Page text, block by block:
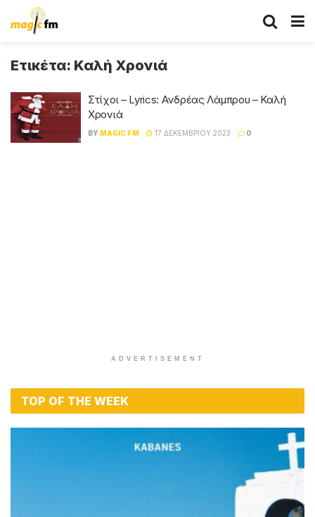
Ετικέτα: Καλή Χρονιά
Στίχοι – Lyrics: Ανδρέας Λάμπρου – Καλή
Χρονιά
BY MAGIC FM 17 ΔΕΚΕΜΒΡΊΟΥ 2023 0
ADVERTISEMENT
TOP OF THE WEEK